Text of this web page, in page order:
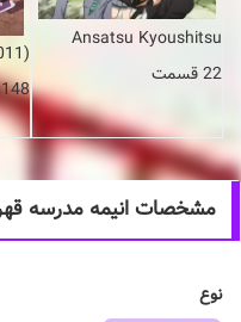
Ansatsu Kyoushitsu
22 قسمت
148 قسمت
مشخصات انیمه مدرسه
نوع